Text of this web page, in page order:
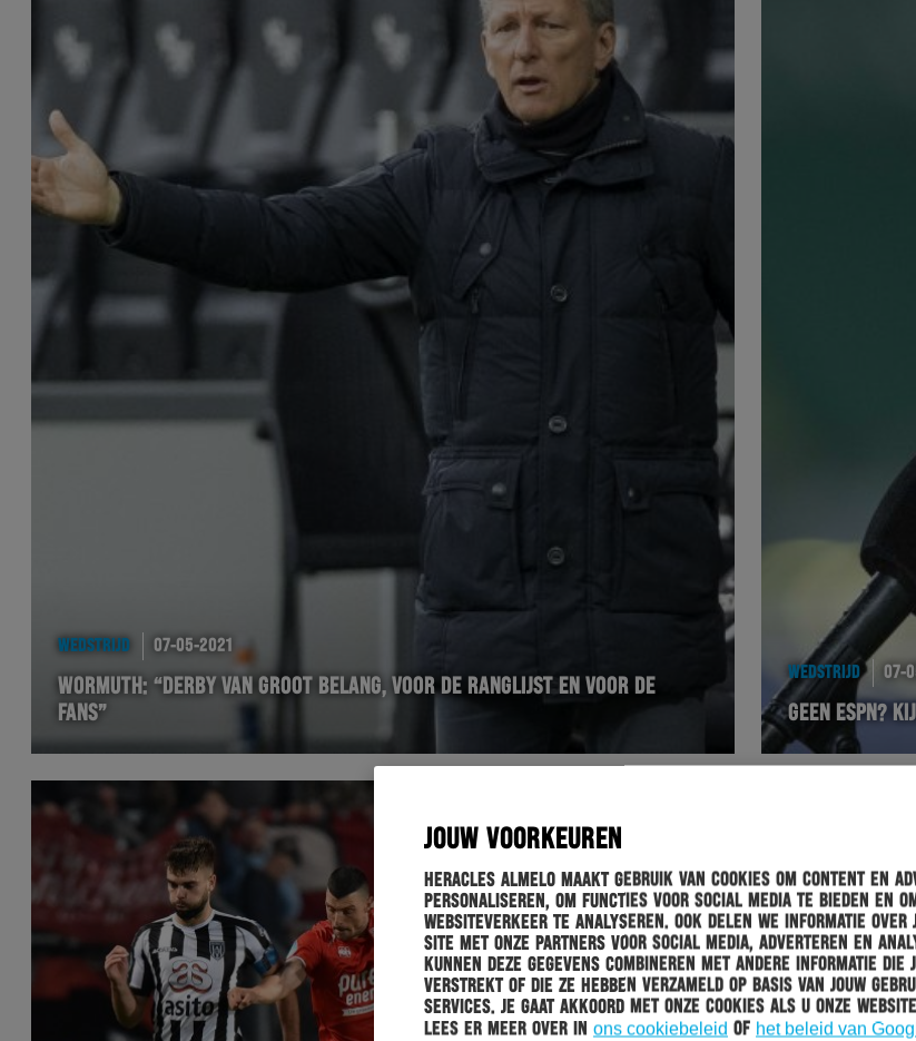
JOUW VOORKEUREN
Heracles Almelo maakt gebruik van cookies om content en
personaliseren, om functies voor social media te bieden en
websiteverkeer te analyseren. Ook delen we informatie over
site met onze partners voor social media, adverteren en
kunnen deze gegevens combineren met andere informatie
verstrekt of die ze hebben verzameld op basis van jouw
services. Je gaat akkoord met onze cookies als u onze
Lees er meer over in ons cookiebeleid of het beleid van
WEDSTRIJD 07-05-2021
WORMUTH: “DERBY VAN GROOT BELANG, VOOR DE RANGLIJST EN VOOR DE
FANS”
WEDSTRIJD 07-
GEEN ESPN?